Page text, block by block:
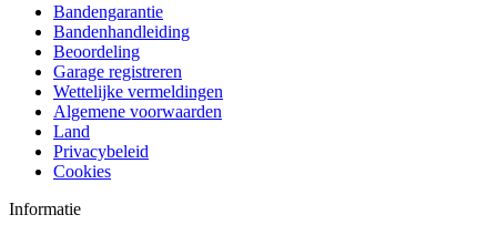
Bandengarantie
Bandenhandleiding
Beoordeling
Garage registreren
Wettelijke vermeldingen
Algemene voorwaarden
Land
Privacybeleid
Cookies
Informatie